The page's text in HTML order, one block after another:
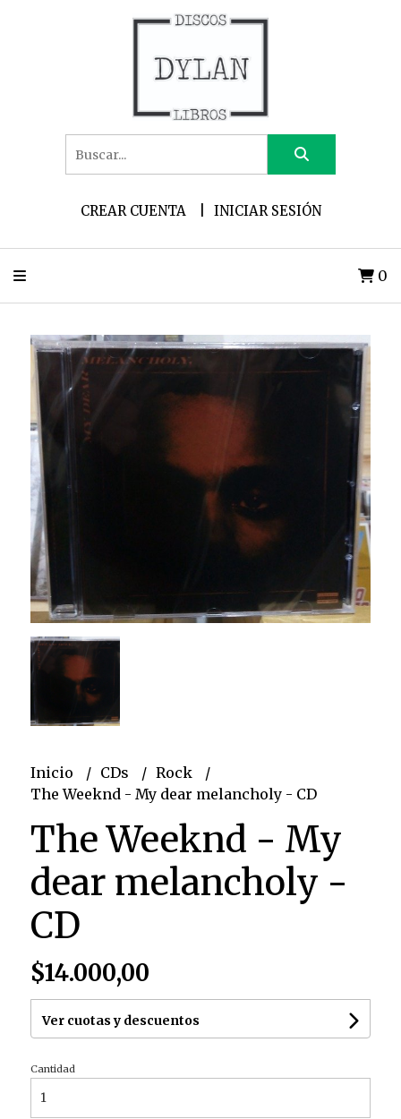
CREAR CUENTA INICIAR SESIÓN
0
Inicio CDs
Rock
The Weeknd - My dear melancholy - CD
The Weeknd - My
dear melancholy -
CD
$14.000,00
Ver cuotas y descuentos
Cantidad